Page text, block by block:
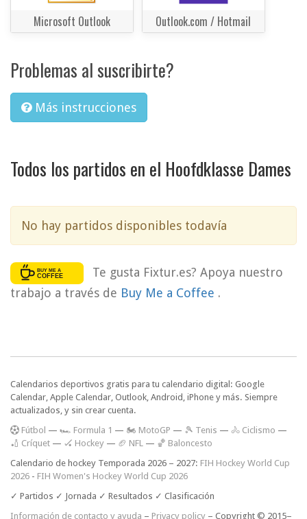
Microsoft Outlook Outlook.com / Hotmail
Problemas al suscribirte?
Más instrucciones
Todos los partidos en el Hoofdklasse Dames
No hay partidos disponibles todavía
Te gusta Fixtur.es? Apoya nuestro
trabajo a través de Buy Me a Coffee .
Calendarios deportivos gratis para tu calendario digital: Google
Calendar, Apple Calendar, Outlook, Android, iPhone y más. Siempre
actualizados, y sin crear cuenta.
Fútbol — 🏎️ Formula 1 — 🏍 MotoGP — 🎾 Tenis — 🚴 Ciclismo —
🏏 Críquet — 🏑 Hockey — 🏈 NFL — 🏀 Baloncesto
Calendario de hockey Temporada 2026 – 2027: FIH Hockey World Cup
2026 - FIH Women's Hockey World Cup 2026
✓ Partidos ✓ Jornada ✓ Resultados ✓ Clasificación
Información de contacto y ayuda – Privacy policy – Copyright © 2015–